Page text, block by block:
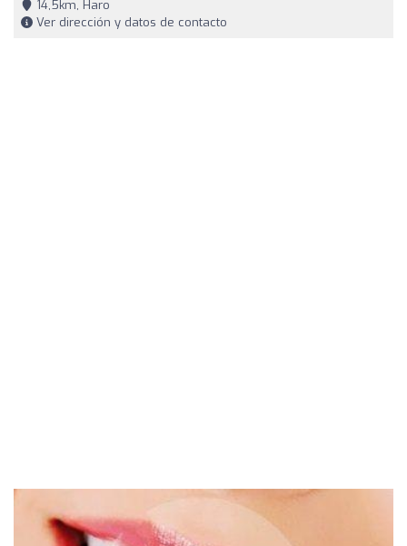
14,5km, Haro
Ver dirección y datos de contacto